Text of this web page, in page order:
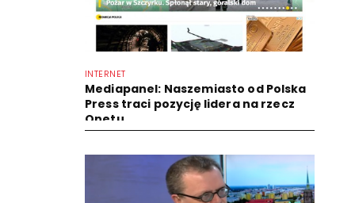
INTERNET
Mediapanel: Naszemiasto od Polska
Press traci pozycję lidera na rzecz
Onetu